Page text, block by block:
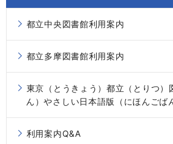
都立中央図書館利用案内
都立多摩図書館利用案内
東京（とうきょう）都立（とりつ）
ん）やさしい日本語版（にほんごば
利用案内Q&A